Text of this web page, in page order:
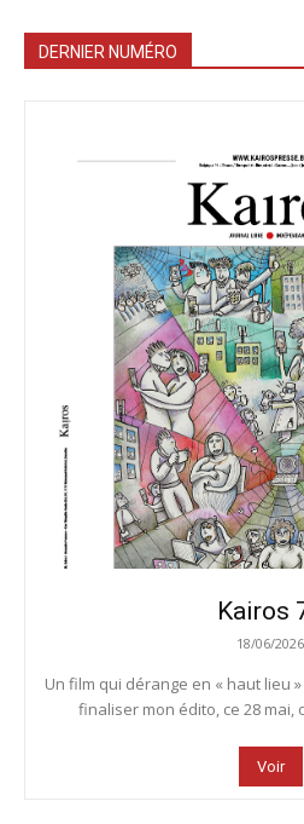
DERNIER NUMÉRO
Kairos
18/06/2026
Un film qui dérange en « haut lieu
finaliser mon édito, ce 28 mai,
Voir